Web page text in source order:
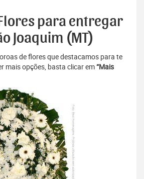
para entregar
Joaquim (MT)
de flores que destacamos para te
mais opções, basta clicar em“Mais